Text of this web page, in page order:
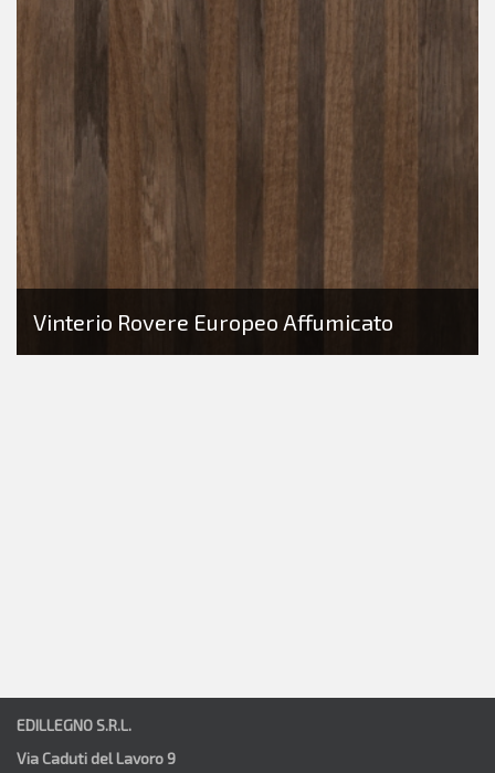
Vinterio Rovere Europeo Affumicato
EDILLEGNO S.R.L.
Via Caduti del Lavoro 9